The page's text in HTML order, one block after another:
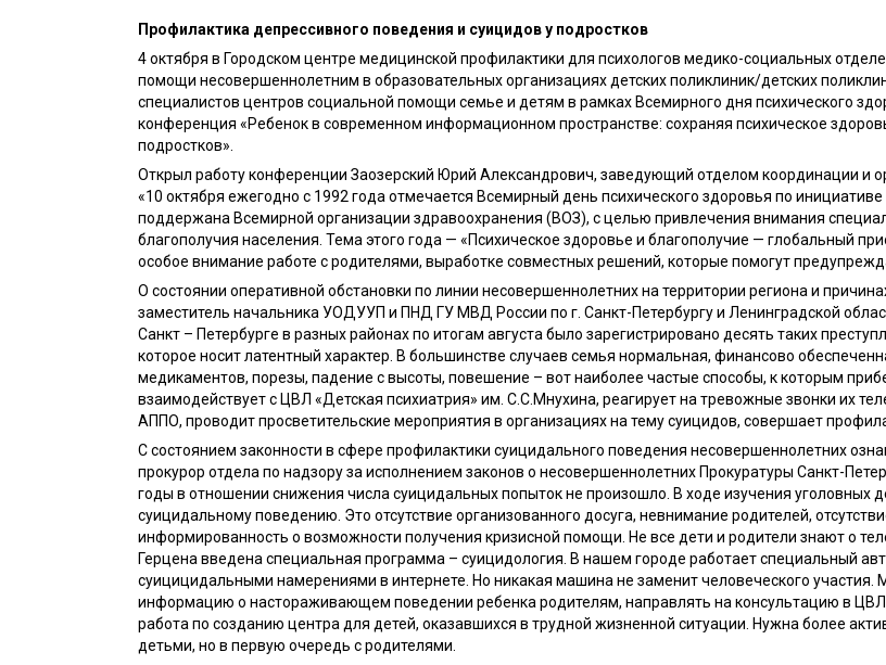
Профилактика депрессивного поведения и суицидов у подростков
4 октября в Городском центре медицинской профилактики для психологов медико-социальных
помощи несовершеннолетним в образовательных организациях детских поликлиник/детских
специалистов центров социальной помощи семье и детям в рамках Всемирного дня психического
конференция «Ребенок в современном информационном пространстве: сохраняя психическое
подростков».
Открыл работу конференции Заозерский Юрий Александрович, заведующий отделом координации и
«10 октября ежегодно с 1992 года отмечается Всемирный день психического здоровья по
поддержана Всемирной организации здравоохранения (ВОЗ), с целью привлечения внимания
благополучия населения. Тема этого года — «Психическое здоровье и благополучие — глобальный
особое внимание работе с родителями, выработке совместных решений, которые помогут
О состоянии оперативной обстановки по линии несовершеннолетних на территории региона и
заместитель начальника УОДУУП и ПНД ГУ МВД России по г. Санкт-Петербургу и Ленинградской
Санкт – Петербурге в разных районах по итогам августа было зарегистрировано десять таких
которое носит латентный характер. В большинстве случаев семья нормальная, финансово
медикаментов, порезы, падение с высоты, повешение – вот наиболее частые способы, к которым
взаимодействует с ЦВЛ «Детская психиатрия» им. С.С.Мнухина, реагирует на тревожные звонки их
АППО, проводит просветительские мероприятия в организациях на тему суицидов, совершает
С состоянием законности в сфере профилактики суицидального поведения несовершеннолетних
прокурор отдела по надзору за исполнением законов о несовершеннолетних Прокуратуры Санкт-
годы в отношении снижения числа суицидальных попыток не произошло. В ходе изучения уголовных
суицидальному поведению. Это отсутствие организованного досуга, невнимание родителей,
информированность о возможности получения кризисной помощи. Не все дети и родители знают о
Герцена введена специальная программа – суицидология. В нашем городе работает специальный
суицицидальными намерениями в интернете. Но никакая машина не заменит человеческого
информацию о настораживающем поведении ребенка родителям, направлять на консультацию в
работа по созданию центра для детей, оказавшихся в трудной жизненной ситуации. Нужна более
детьми, но в первую очередь с родителями.